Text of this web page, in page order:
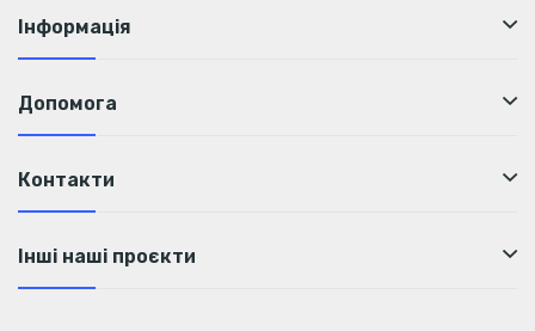
Інформація
Допомога
Контакти
Інші наші проєкти